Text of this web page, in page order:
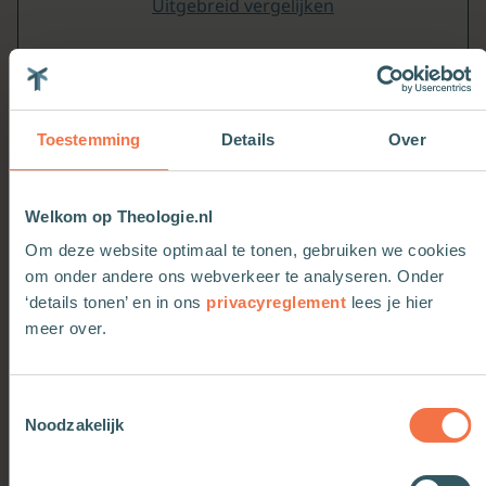
Toestemming Details Over
Welkom op Theologie.nl
Om deze website optimaal te tonen, gebruiken we cookies
om onder andere ons webverkeer te analyseren. Onder
‘details tonen’ en in ons privacyreglement lees je hier
meer over.
Noodzakelijk
Uitgebreid vergelijken
Premium
vanaf € 10,00
Voor professionals in de kerk, inclusief onbeperkt
toegang